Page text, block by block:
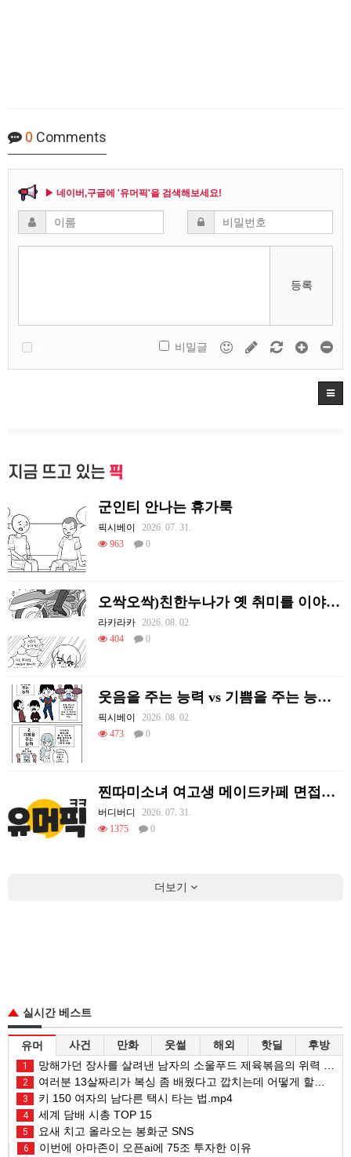
0 Comments
▶ 네이버,구글에 '유머픽'을 검색해보세요!
등록
비밀글
지금 뜨고 있는 픽
군인티 안나는 휴가룩
픽시베이
2026. 07. 31.
963
0
오싹오싹)친한누나가 옛 취미를 이야기하는 만화.manhwa
라카라카 2026. 08. 02.
404
0
웃음을 주는 능력 vs 기쁨을 주는 능력 만화
픽시베이
2026. 08. 02.
473
0
찐따미소녀 여고생 메이드카페 면접보기
버디버디
2026. 07. 31.
1375
0
더보기
실시간 베스트
유머 사건 만화 웃썰 해외 핫딜 후방
1 망해가던 장사를 살려낸 남자의 소울푸드 제육볶음의 위력 ㅋㅋ
2 여러분 13살짜리가 복싱 좀 배웠다고 깝치는데 어떻게 할까요?
3 키 150 여자의 남다른 택시 타는 법.mp4
4 세계 담배 시총 TOP 15
5 요새 치고 올라오는 봉화군 SNS
6 이번에 아마존이 오픈ai에 75조 투자한 이유